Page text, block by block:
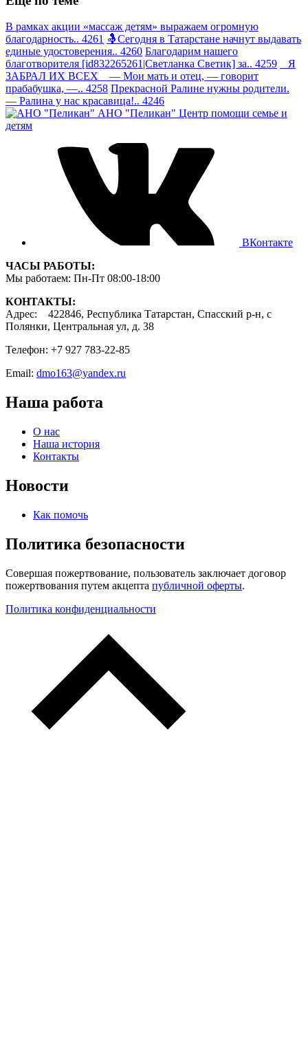
В рамках акции «массаж детям» выражаем огромную
благодарность.. 4261 🤱Сегодня в Татарстане начнут выдавать
единые удостоверения.. 4260 Благодарим нашего
благотворителя [id832265261|Светланка Светик] за.. 4259
Я
ЗАБРАЛ ИХ ВСЕХ — Мои мать и отец, — говорит
прабабушка, —.. 4258 Прекрасной Ралине нужны родители.
— Ралина у нас красавица!.. 4246
АНО "Пеликан" Центр помощи семье и
детям
ВКонтакте
ЧАСЫ РАБОТЫ:
Мы работаем: Пн-Пт 08:00-18:00
КОНТАКТЫ:
Адрес: 422846, Республика Татарстан, Спасский р-н, с
Полянки, Центральная ул, д. 38
Телефон: +7 927 783-22-85
Email: dmo163@yandex.ru
Наша работа
О нас
Наша история
Контакты
Новости
Как помочь
Политика безопасности
Совершая пожертвование, пользователь заключает договор
пожертвования путем акцепта публичной оферты.
Политика конфиденциальности